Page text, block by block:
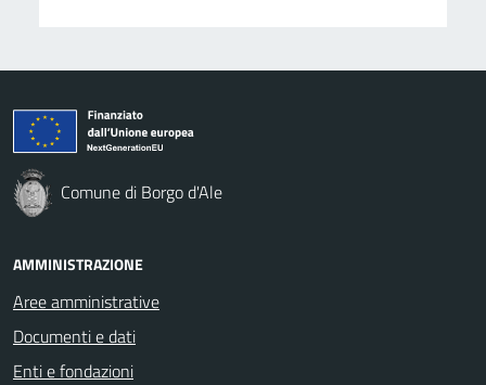
Comune di Borgo d'Ale
AMMINISTRAZIONE
Aree amministrative
Documenti e dati
Enti e fondazioni